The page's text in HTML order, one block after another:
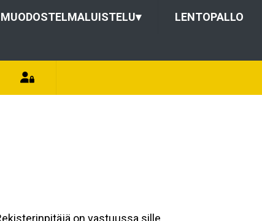
MUODOSTELMALUISTELU▾ LENTOPALLO
on vastuussa sille